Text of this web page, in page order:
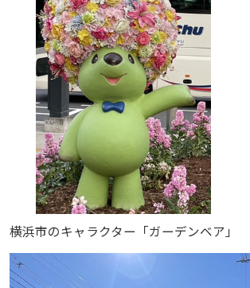
横浜市のキャラクター「ガーデンベア」